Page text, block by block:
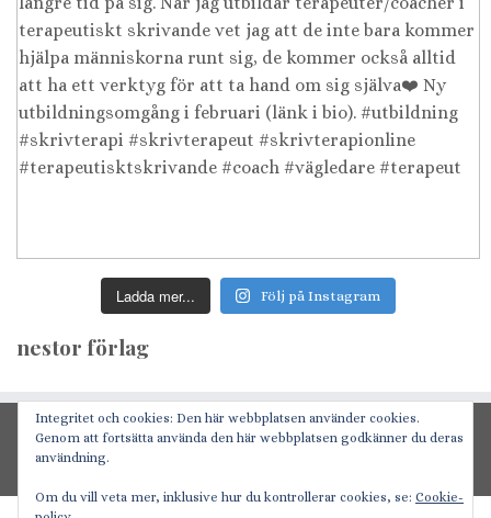
Ladda mer... Följ på Instagram
nestor förlag
GDPR/personuppgifter
Integritet och cookies: Den här webbplatsen använder cookies.
Genom att fortsätta använda den här webbplatsen godkänner du deras
användning.
Om du vill veta mer, inklusive hur du kontrollerar cookies, se: Cookie-